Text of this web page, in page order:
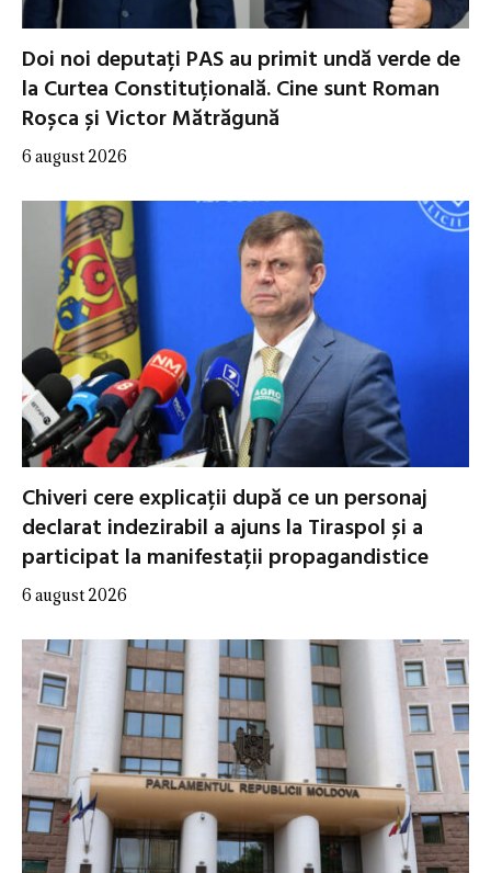
Doi noi deputați PAS au primit undă verde de
la Curtea Constituțională. Cine sunt Roman
Roșca și Victor Mătrăgună
6 august 2026
Chiveri cere explicații după ce un personaj
declarat indezirabil a ajuns la Tiraspol și a
participat la manifestații propagandistice
6 august 2026